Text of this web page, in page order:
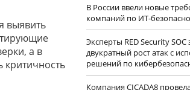
выявить
а в
критичность
В России ввели новые
компаний по ИТ-
Эксперты RED Security
двукратный рост атак с
решений по
Компания CICADA8